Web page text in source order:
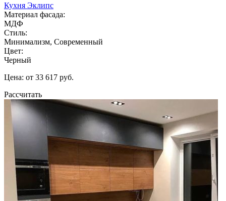
Кухня Эклипс
Материал фасада:
МДФ
Стиль:
Минимализм, Современный
Цвет:
Черный
Цена: от 33 617 руб.
Рассчитать